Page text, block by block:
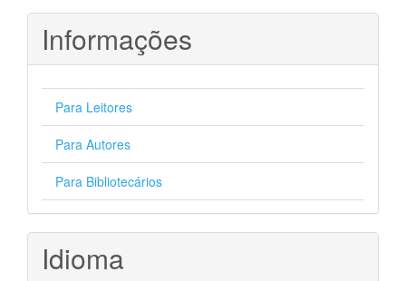
Informações
Para Leitores
Para Autores
Para Bibliotecários
Idioma